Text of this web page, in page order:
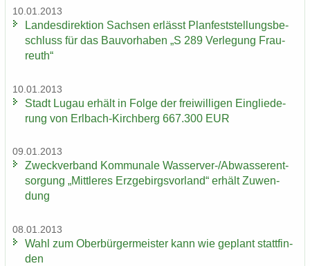
10.01.2013
Lan­des­di­rek­ti­on Sach­sen er­lässt Plan­fest­stel­lungs­be­
schluss für das Bau­vor­ha­ben „S 289 Ver­le­gung Frau­
reuth“
10.01.2013
Stadt Lugau er­hält in Folge der frei­wil­li­gen Ein­glie­de­
rung von Erlbach-​Kirchberg 667.300 EUR
09.01.2013
Zweck­ver­band Kom­mu­na­le Wasserver-​/Ab­was­ser­ent­
sor­gung „Mitt­le­res Erz­ge­birgs­vor­land“ er­hält Zu­wen­
dung
08.01.2013
Wahl zum Ober­bür­ger­meis­ter kann wie ge­plant statt­fin­
den